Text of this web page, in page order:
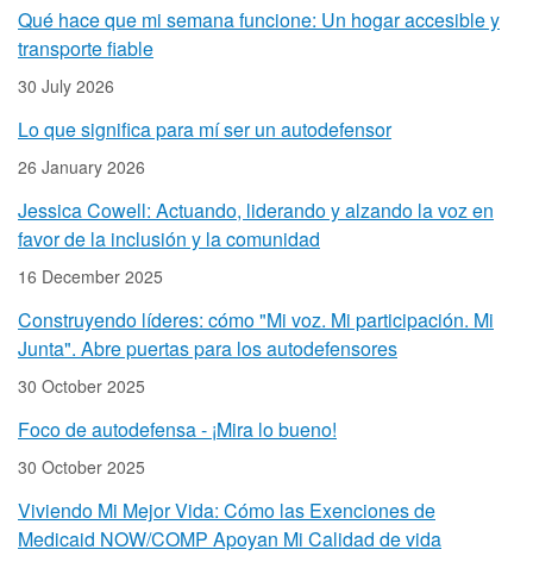
Qué hace que mi semana funcione: Un hogar accesible y
transporte fiable
30 July 2026
Lo que significa para mí ser un autodefensor
26 January 2026
Jessica Cowell: Actuando, liderando y alzando la voz en
favor de la inclusión y la comunidad
16 December 2025
Construyendo líderes: cómo "Mi voz. Mi participación. Mi
Junta". Abre puertas para los autodefensores
30 October 2025
Foco de autodefensa - ¡Mira lo bueno!
30 October 2025
Viviendo Mi Mejor Vida: Cómo las Exenciones de
Medicaid NOW/COMP Apoyan Mi Calidad de vida